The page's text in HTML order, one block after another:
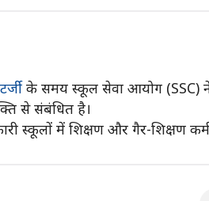
के समय स्कूल सेवा आयोग (SSC) ने
से संबंधित है।
स्कूलों में शिक्षण और गैर-शिक्षण